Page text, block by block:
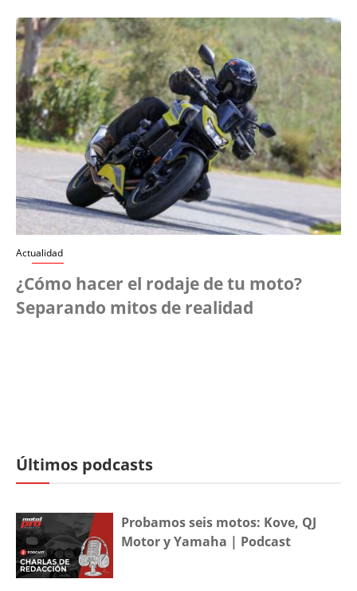
Actualidad
¿Cómo hacer el rodaje de tu moto?
Separando mitos de realidad
Últimos podcasts
Probamos seis motos: Kove, QJ
Motor y Yamaha | Podcast